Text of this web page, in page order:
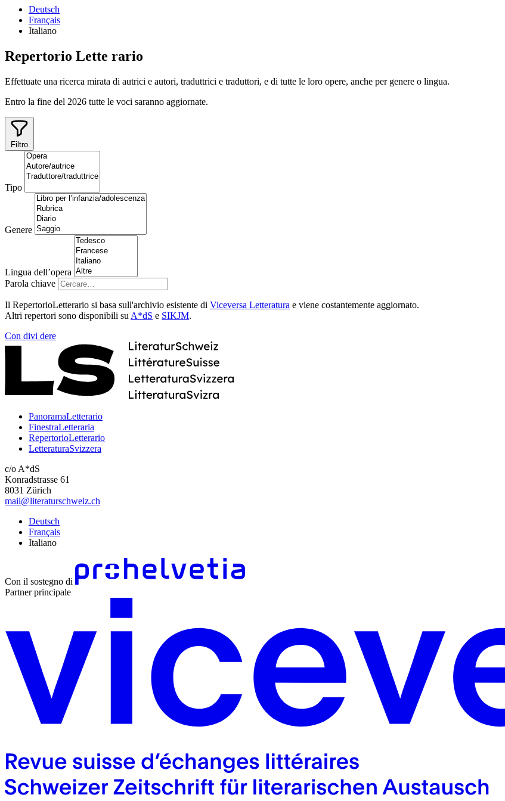
Deutsch
Français
Italiano
Repertorio Lette rario
Effettuate una ricerca mirata di autrici e autori, traduttrici e traduttori, e di tutte le loro opere, anche per genere o lingua.
Entro la fine del 2026 tutte le voci saranno aggiornate.
Filtro
Tipo
Genere
Lingua dell’opera
Parola chiave
Il RepertorioLetterario si basa sull'archivio esistente di Viceversa Letteratura e viene costantemente aggiornato.
Altri repertori sono disponibili su A*dS e SIKJM.
Con divi dere
PanoramaLetterario
FinestraLetteraria
RepertorioLetterario
LetteraturaSvizzera
c/o A*dS
Konradstrasse 61
8031 Zürich
mail@literaturschweiz.ch
Deutsch
Français
Italiano
Con il sostegno di
Partner principale